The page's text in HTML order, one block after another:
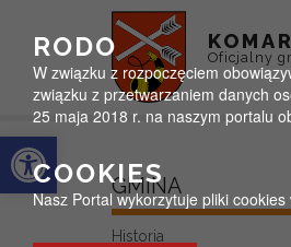
Otwórz pasek narzędzi
Oficjalny
GMINA
Historia
RODO
W związku z rozpoczęciem
związku z przetwarzaniem danych
25 maja 2018 r. na naszym portalu
COOKIES
Nasz Portal wykorzytuje pliki